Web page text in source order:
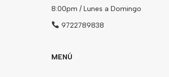
8:00pm / Lunes a Domingo
9722789838
MENÚ